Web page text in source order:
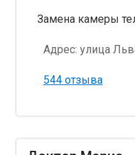
Замена камеры
Адрес: улица
544 отзыва